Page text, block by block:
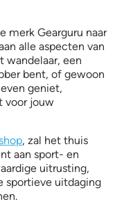
merk Gearguru naar
alle aspecten van
wandelaar, een
bent, of gewoon
geniet,
voor jouw
, zal het thuis
aan sport- en
uitrusting,
sportieve uitdaging